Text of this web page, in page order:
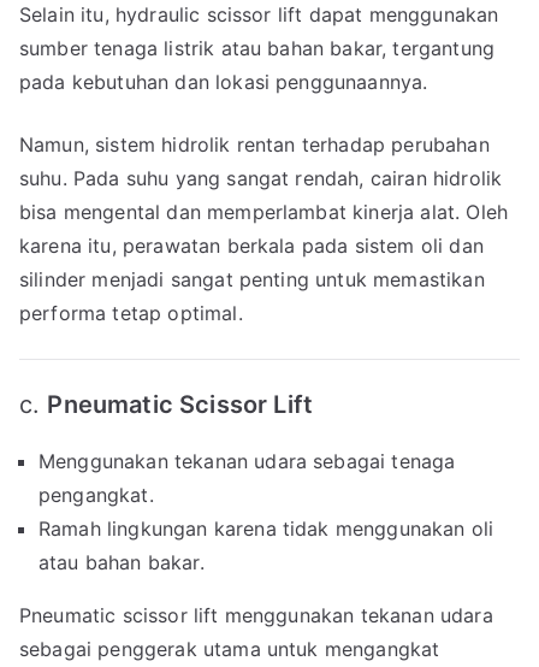
Selain itu, hydraulic scissor lift dapat menggunakan
sumber tenaga listrik atau bahan bakar, tergantung
pada kebutuhan dan lokasi penggunaannya.
Namun, sistem hidrolik rentan terhadap perubahan
suhu. Pada suhu yang sangat rendah, cairan hidrolik
bisa mengental dan memperlambat kinerja alat. Oleh
karena itu, perawatan berkala pada sistem oli dan
silinder menjadi sangat penting untuk memastikan
performa tetap optimal.
c. Pneumatic Scissor Lift
Menggunakan tekanan udara sebagai tenaga
pengangkat.
Ramah lingkungan karena tidak menggunakan oli
atau bahan bakar.
Pneumatic scissor lift menggunakan tekanan udara
sebagai penggerak utama untuk mengangkat